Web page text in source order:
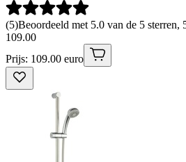
(5)Beoordeeld met 5.0 van de 5 sterren,
109.00
Prijs: 109.00 euro